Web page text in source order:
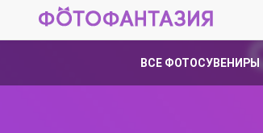
ВСЕ ФОТОСУВЕНИРЫ